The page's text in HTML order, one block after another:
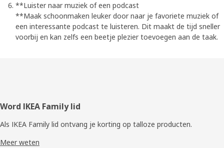
**Luister naar muziek of een podcast
**Maak schoonmaken leuker door naar je favoriete muziek of
een interessante podcast te luisteren. Dit maakt de tijd sneller
voorbij en kan zelfs een beetje plezier toevoegen aan de taak.
Voettekst
Word IKEA Family lid
Als IKEA Family lid ontvang je korting op talloze producten.
Meer weten